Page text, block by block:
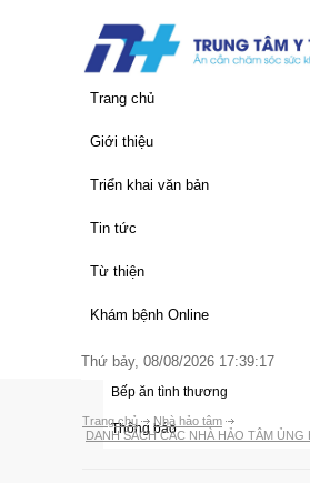
Trang chủ
Giới thiệu
Thông tin chung
Lịch sử hình thành
Chức năng nhiệm vụ
Các đơn vị
Triển khai văn bản
Văn bản của Trung Ương
Văn bản của Tỉnh
Văn bản của Trung Tâm
Tin tức
Quy trình khám chữa bệnh
Giá dịch vụ y tế
Thông tin y học
Thông báo
Từ thiện
Thư ngỏ
Nhà hảo tâm
Bếp ăn tình thương
Khám bệnh Online
Thứ bảy, 08/08/2026 17:39:17
Trang chủ
Nhà hảo tâm
DANH SÁCH CÁC NHÀ HẢO TÂM